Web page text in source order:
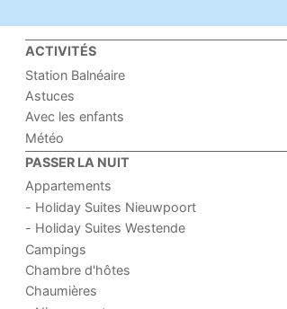
ACTIVITÉS
Station Balnéaire
Astuces
Avec les enfants
Météo
PASSER LA NUIT
Appartements
- Holiday Suites Nieuwpoort
- Holiday Suites Westende
Campings
Chambre d'hôtes
Chaumières